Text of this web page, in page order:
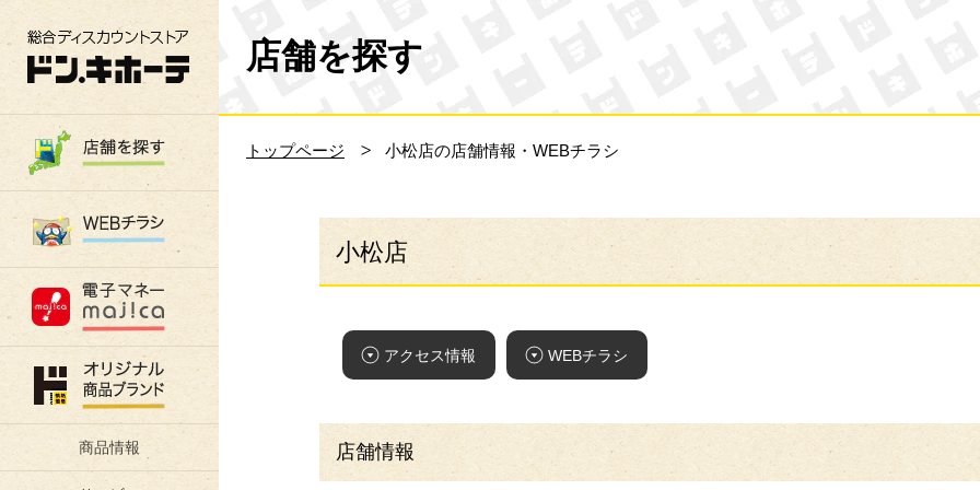
総合ディスカウントストア 驚安の殿堂 ドン・キホーテ
商品情報
店舗を探す
トップページ 小松店の店舗情報・WEBチラシ
小松店
アクセス情報 WEBチラシ
店舗情報